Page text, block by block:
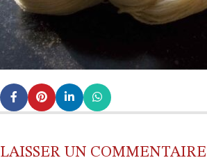
LAISSER UN COMMENTAIRE